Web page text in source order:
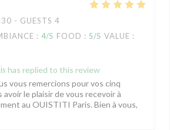
- GUESTS 4
: 4/5 FOOD : 5/5 VALUE :
has replied to this review
vous remercions pour vos cinq
le plaisir de vous recevoir à
au OUISTITI Paris. Bien à vous,